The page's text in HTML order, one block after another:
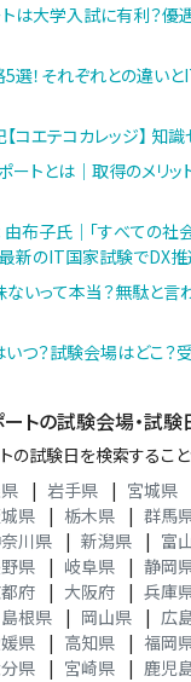
は大学入試に有利？優
選！それぞれとの違い
コエテコカレッジ】 知
ートとは｜取得のメリッ
由布子氏｜「すべての社
最新のIT国家試験でDX
いって本当？無駄と言
つ？試験会場はどこ？
トの試験会場・試験
の試験日を検索するこ
| 岩手県 | 宮城県
県 | 栃木県 | 群馬
川県 | 新潟県 | 富
県 | 岐阜県 | 静岡
府 | 大阪府 | 兵庫
島根県 | 岡山県 | 広
県 | 高知県 | 福岡
県 | 宮崎県 | 鹿児